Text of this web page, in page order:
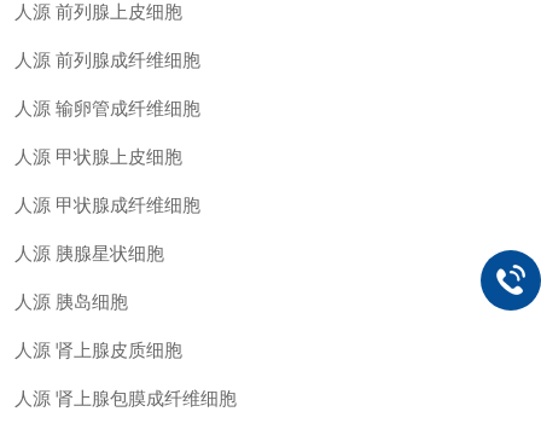
人源 前列腺上皮细胞
人源 前列腺成纤维细胞
人源 输卵管成纤维细胞
人源 甲状腺上皮细胞
人源 甲状腺成纤维细胞
人源 胰腺星状细胞
人源 胰岛细胞
人源 肾上腺皮质细胞
人源 肾上腺包膜成纤维细胞